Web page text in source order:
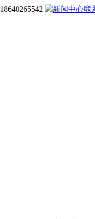
18640265542 新闻中心联